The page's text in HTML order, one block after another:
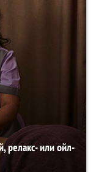
релакс- или ойл-